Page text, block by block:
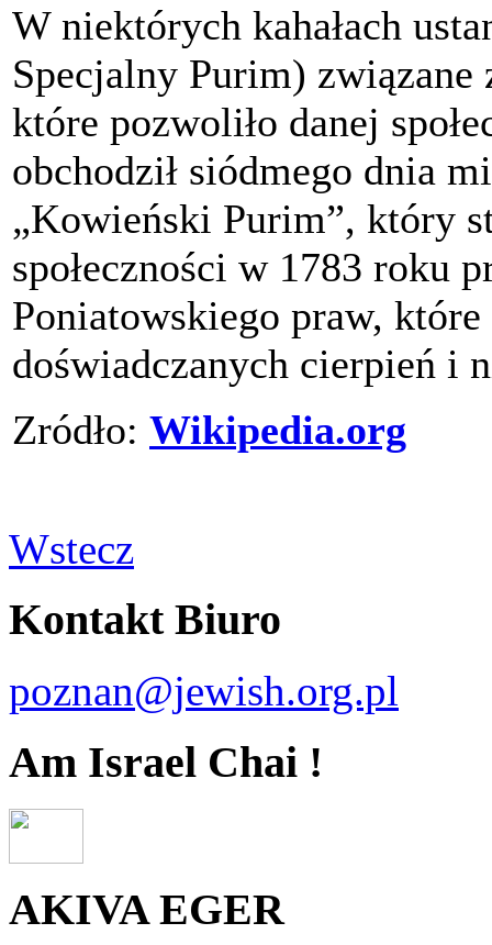
W niektórych kahałach
Specjalny Purim)
które pozwoliło danej
obchodził siódmego dnia
„Kowieński Purim”, który
społeczności w 1783 roku
Poniatowskiego praw,
doświadczanych cierpień i
Zródło: Wikipedia.org
Wstecz
Kontakt Biuro
poznan@jewish.org.pl
Am Israel Chai !
AKIVA EGER